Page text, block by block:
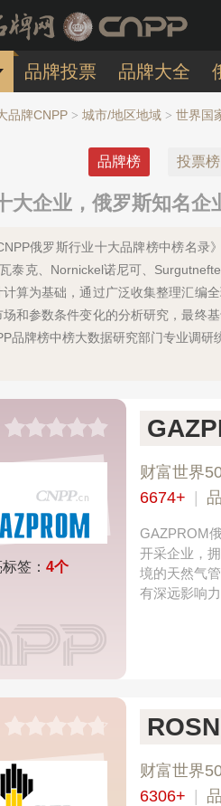
品牌投票 品牌大全
品牌CNPP > 城市/地区地域 > 世界国
品牌榜 投票榜
大企业，俄罗斯知名企
俄罗斯行业十大品牌榜中榜名录
泰克、Nornickel诺尼可、
计算为基础，通过广泛收集整理汇编
场和参数条件变化的分析研究，最终
品牌榜中榜大数据研究部门专业调研
签： 4个
财富世界
6674+
GAZPROM
开采企业‌，
境的天然气
有深远影响力
财富世界
6306+